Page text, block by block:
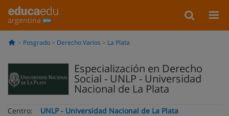
argentina
Posgrado Derecho Varios La Plata
Especialización en Derecho
Social - UNLP - Universidad
Nacional de La Plata
Centro:
UNLP - Universidad Nacional de La Plata